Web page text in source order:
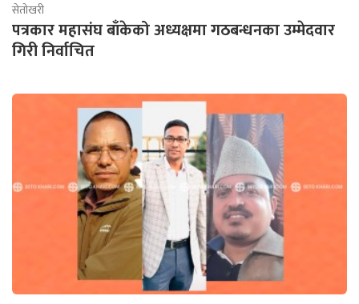
सेतोखरी
पत्रकार महासंघ बाँकेको अध्यक्षमा गठबन्धनका उम्मेदवार
गिरी निर्वाचित